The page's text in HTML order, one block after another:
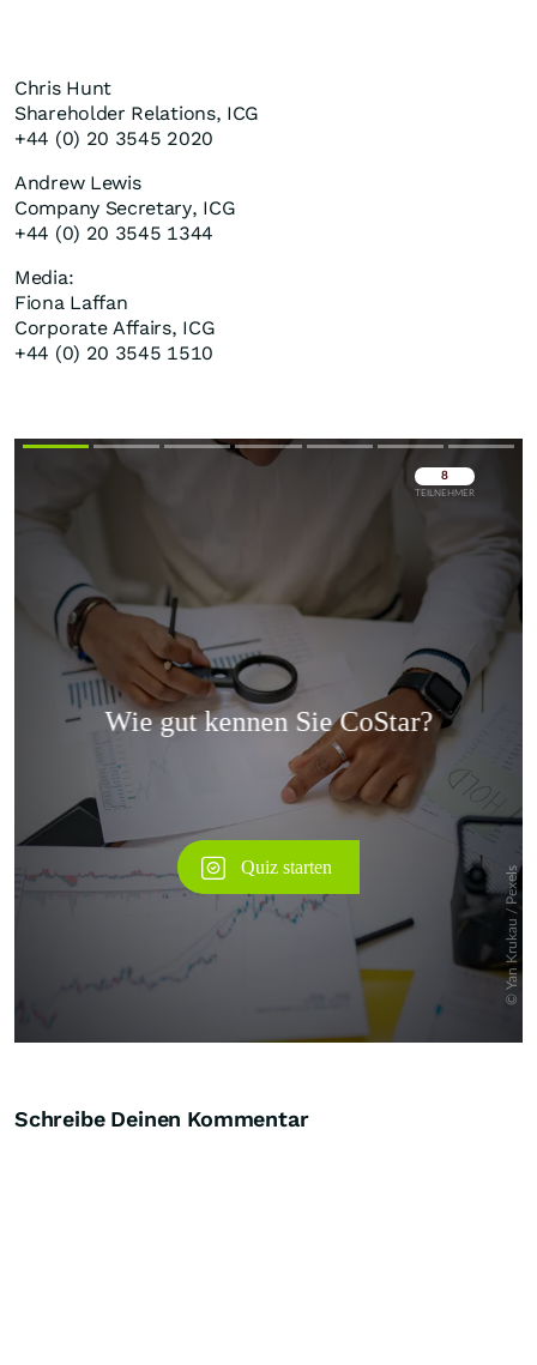
Chris Hunt
Shareholder Relations, ICG
+44 (0) 20 3545 2020
Andrew Lewis
Company Secretary, ICG
+44 (0) 20 3545 1344
Media:
Fiona Laffan
Corporate Affairs, ICG
+44 (0) 20 3545 1510
Überspringen
Schreibe Deinen Kommentar